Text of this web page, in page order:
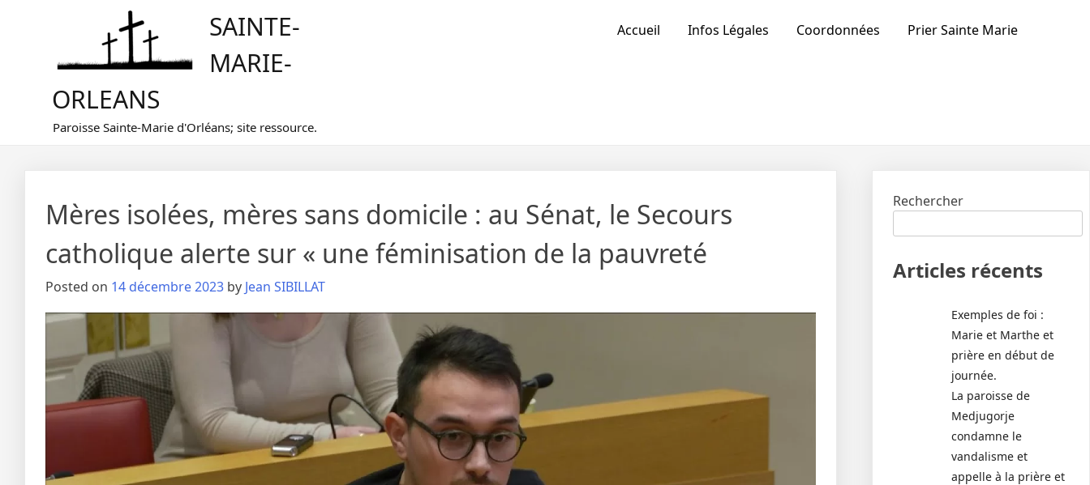
SAINTE-
MARIE-
ORLEANS
Paroisse Sainte-Marie d'Orléans; site ressource.
Accueil Infos Légales Coordonnées Prier Sainte Marie
Mères isolées, mères sans domicile : au Sénat, le Secours
catholique alerte sur « une féminisation de la pauvreté
Posted on 14 décembre 2023 by Jean SIBILLAT
Rechercher
Articles récents
Exemples de foi :
Marie et Marthe et
prière en début de
journée.
La paroisse de
Medjugorje
condamne le
vandalisme et
appelle à la prière et